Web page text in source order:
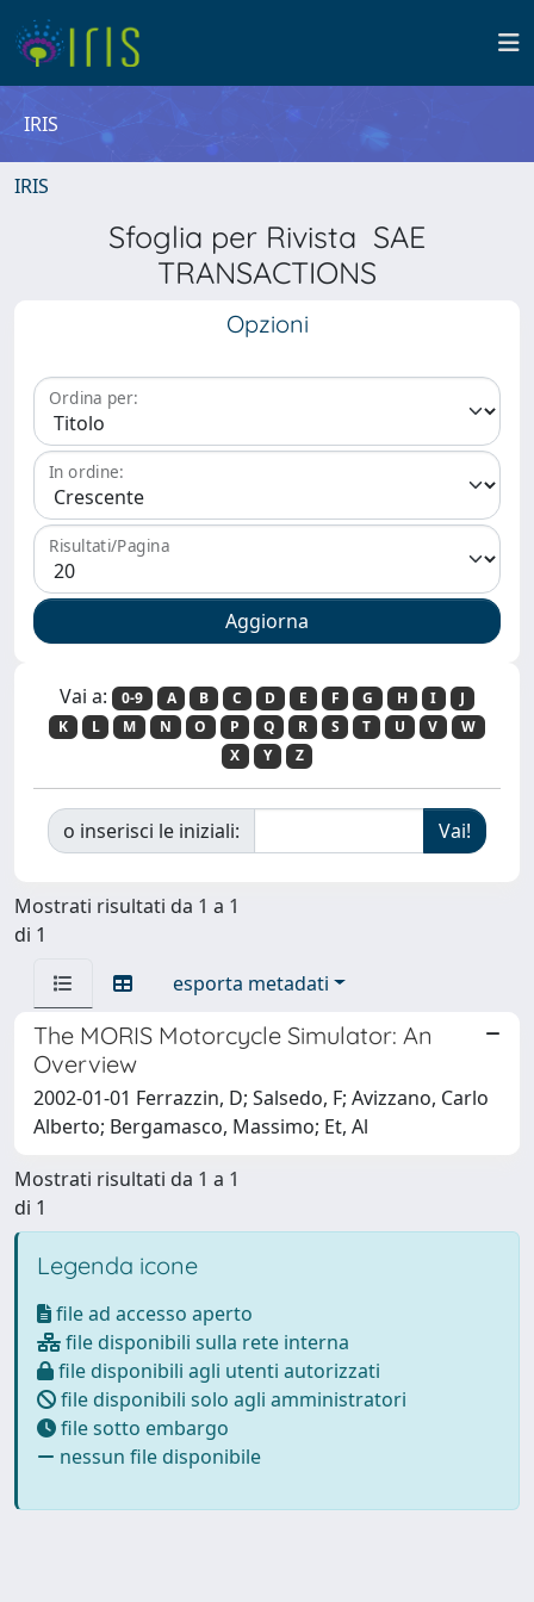
IRIS
IRIS
Sfoglia per Rivista SAE
TRANSACTIONS
Opzioni
Ordina per:
In ordine:
Risultati/Pagina
Vai a: 0-9 A B C D E F G H I
J
K
L M N O P Q R S T U V
W
X
Y Z
o inserisci le iniziali:
Mostrati risultati da 1 a 1
di 1
esporta metadati
The MORIS Motorcycle Simulator: An
Overview
2002-01-01 Ferrazzin, D; Salsedo, F; Avizzano, Carlo
Alberto; Bergamasco, Massimo; Et, Al
Mostrati risultati da 1 a 1
di 1
Legenda icone
file ad accesso aperto
file disponibili sulla rete interna
file disponibili agli utenti autorizzati
file disponibili solo agli amministratori
file sotto embargo
nessun file disponibile